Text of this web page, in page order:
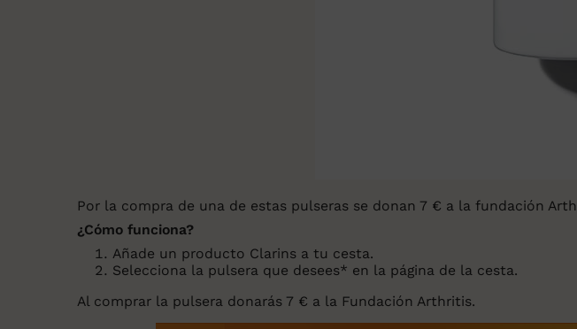
Por la compra de una de estas pulseras se donan 7 € a la fundación
¿Cómo funciona?
Añade un producto Clarins a tu cesta.
Selecciona la pulsera que desees* en la página de la cesta.
Al comprar la pulsera donarás 7 € a la Fundación Arthritis.